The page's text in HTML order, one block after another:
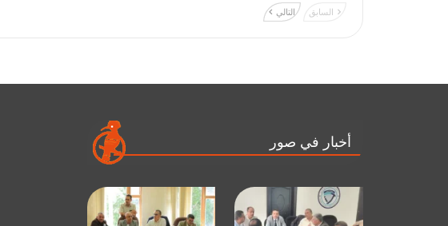
السابق التالي
أخبار في صور